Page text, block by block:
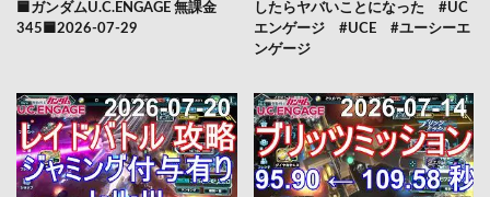
🟦ガンダムU.C.ENGAGE 無課金
345🟦2026-07-29
したらヤバいことになった #UC
エンゲージ #UCE #ユーシーエ
ンゲージ